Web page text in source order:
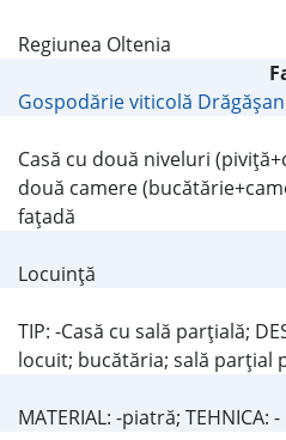
Regiunea Oltenia
Gospodărie viticolă
Casă cu două niveluri
două camere
faţadă
Locuinţă
TIP: -Casă cu sală parţială;
locuit; bucătăria; sală parţial
MATERIAL: -piatră; TEHNICA: -